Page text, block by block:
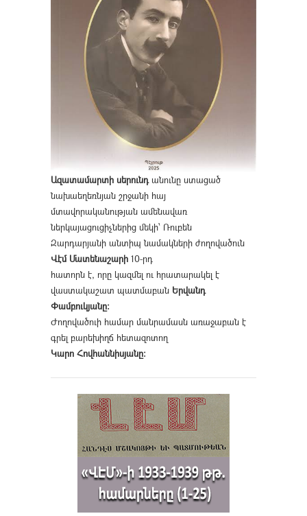
Ազատամարտի սերունդանունը ստացած
նախաեղեռնյան շրջանի հայ
մտավորականության ամենավառ
ներկայացուցիչներից մեկի՝ Ռուբեն
Զարդարյանի անտիպ նամակների ժողովածուն
Վէմ Մատենաշարի 10-րդ
հատորն է, որը կազմել ու հրատարակել է
վաստակաշատ պատմաբան Երվանդ
Փամբուկյանը։
Ժողովածուի համար մանրամասն առաջաբան է
գրել բարեխիղճ հետազոտող
Կարո Հովհաննիսյանը։